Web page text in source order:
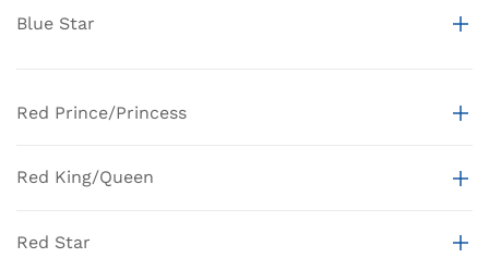
Blue Star
Red Prince/Princess
Red King/Queen
Red Star